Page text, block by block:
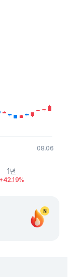
00:00:00.
08.06
1년
+42.19%
N